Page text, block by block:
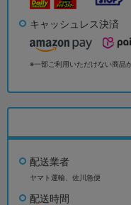
キャッシュレス決済
※一部ご利用いただけない商品
配送業者
ヤマト運輸、佐川急便
配送時間